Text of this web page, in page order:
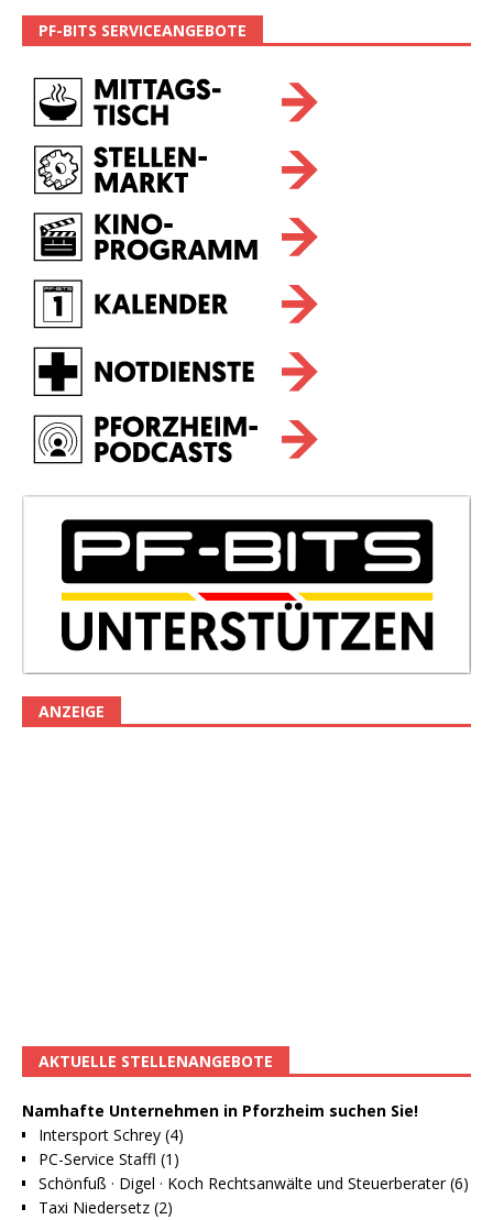
PF-BITS SERVICEANGEBOTE
ANZEIGE
AKTUELLE STELLENANGEBOTE
Namhafte Unternehmen in Pforzheim suchen Sie!
Intersport Schrey (4)
PC-Service Staffl (1)
Schönfuß · Digel · Koch Rechtsanwälte und Steuerberater (6)
Taxi Niedersetz (2)